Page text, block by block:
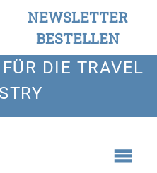
NEWSLETTER
BESTELLEN
DIE TRAVEL